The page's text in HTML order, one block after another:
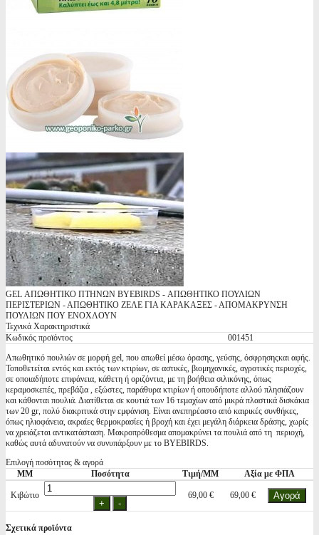
GEL ΑΠΩΘΗΤΙΚΟ ΠΤΗΝΩΝ BYEBIRDS - ΑΠΩΘΗΤΙΚΟ ΠΟΥΛΙΩΝ
ΠΕΡΙΣΤΕΡΙΩΝ - ΑΠΩΘΗΤΙΚΟ ΖΕΛΕ ΓΙΑ ΚΑΡΑΚΑΞΕΣ - ΑΠΟΜΑΚΡΥΝΣΗ
ΠΟΥΛΙΩΝ ΠΟΥ ΕΝΟΧΛΟΥΝ
Τεχνικά Χαρακτηριστικά
Κωδικός προϊόντος
001451
Απωθητικό πουλιών σε μορφή gel, που απωθεί μέσω όρασης, γεύσης, όσφρησηςκαι αφής.
Τοποθετείται εντός και εκτός των κτιρίων, σε αστικές, βιομηχανικές, αγροτικές περιοχές,
σε οποιαδήποτε επιφάνεια, κάθετη ή οριζόντια, με τη βοήθεια σιλικόνης, όπως
κεραμοσκεπές, πρεβάζια , εξώστες, παράθυρα κτιρίων ή οπουδήποτε αλλού πλησιάζουν
και κάθονται πουλιά. Διατίθεται σε κουτιά των 16 τεμαχίων από μικρά πλαστικά δισκάκια
των 20 gr, πολύ διακριτικά στην εμφάνιση. Είναι ανεπηρέαστο από καιρικές συνθήκες,
όπως ηλιοφάνεια, ακραίες θερμοκρασίες ή βροχή και έχει μεγάλη διάρκεια δράσης, χωρίς
να χρειάζεται αντικατάσταση. Μακροπρόθεσμα απομακρύνει τα πουλιά από τη περιοχή,
καθώς αυτά αδυνατούν να συνυπάρξουν με το BYEBIRDS.
Επιλογή ποσότητας & αγορά
ΜΜ
Ποσότητα Τιμή/ΜΜ Αξία με ΦΠΑ
Κιβώτιο 69,00 € 69,00 €
Σχετικά προϊόντα